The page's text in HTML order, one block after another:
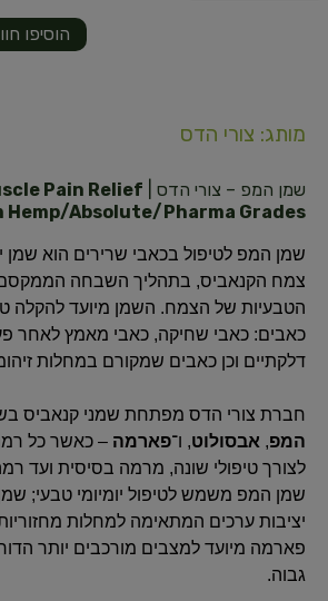
הוסיפו
מותג: צורי הדס
שמן המפ – צורי הדס | Pain Relief
Hemp/Absolute/Pharma Grades
שמן המפ לטיפול בכאבי שרירים הוא שמן
צמח הקנאביס, בתהליך השבחה הממקסם
הטבעיות של הצמח. השמן מיועד להקלה
כאבים: כאבי שחיקה, כאבי מאמץ לאחר
דלקתיים וכן כאבים שמקורם במחלות
חברת צורי הדס מפתחת שמני קנאביס
המפ, אבסולוט, ו־פארמה – כאשר כל
לצורך טיפולי שונה, מרמה בסיסית ועד
שמן המפ משמש לטיפול יומיומי טבעי;
יציבות ערכים המתאימה למחלות
פארמה מיועד למצבים מורכבים יותר
גבוה.